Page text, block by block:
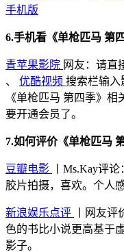
手机版
6.手机看《单枪匹马 第
青苹果影院 网友：请直
、 优酷视频 搜索栏输入
《单枪匹马 第四季》
要开通会员了。
7.如何评价《单枪匹马
豆瓣电影
丨Ms.Kay评
胶片拍摄，喜欢。个人
新浪娱乐点评
丨网友
色的书比小说更高基于
影子。